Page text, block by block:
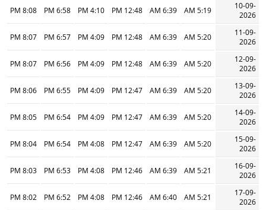
10-09-
2026
5:19 AM
6:39 AM
12:48 PM
4:10 PM
6:58 PM
8:08 PM
11-09-
2026
5:20 AM
6:39 AM
12:48 PM
4:09 PM
6:57 PM
8:07 PM
12-09-
2026
5:20 AM
6:39 AM
12:48 PM
4:09 PM
6:56 PM
8:07 PM
13-09-
2026
5:20 AM
6:39 AM
12:47 PM
4:09 PM
6:55 PM
8:06 PM
14-09-
2026
5:20 AM
6:39 AM
12:47 PM
4:09 PM
6:54 PM
8:05 PM
15-09-
2026
5:20 AM
6:39 AM
12:47 PM
4:08 PM
6:54 PM
8:04 PM
16-09-
2026
5:21 AM
6:39 AM
12:46 PM
4:08 PM
6:53 PM
8:03 PM
17-09-
2026
5:21 AM
6:40 AM
12:46 PM
4:08 PM
6:52 PM
8:02 PM